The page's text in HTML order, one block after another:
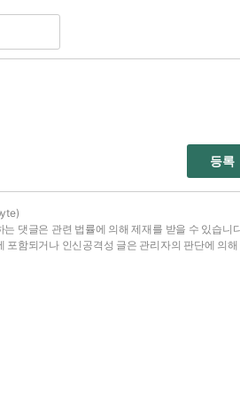
등록
댓글은 관련 법률에 의해 제재를 받을 수 있습니
함되거나 인신공격성 글은 관리자의 판단에 의해